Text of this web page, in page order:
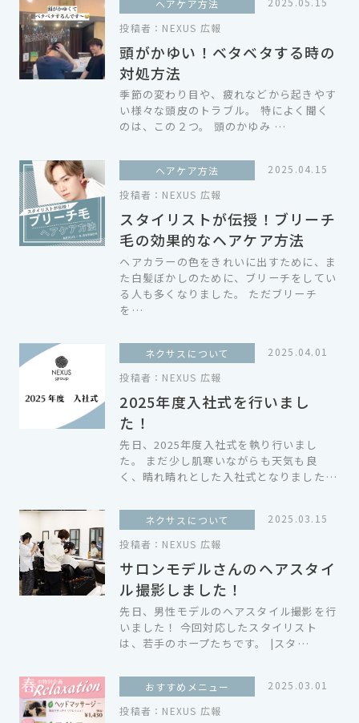
ヘアケア方法
投稿者： NEXUS 広報
頭がかゆい！ベタベタする時の
対処方法
季節の変わり目や、疲れなどから起きやす
い様々な頭皮のトラブル。 特によく聞く
のは、この２つ。 頭のかゆみ …
ヘアケア方法
2025.04.15
投稿者： NEXUS 広報
スタイリストが伝授！ブリーチ
毛の効果的なヘアケア方法
ヘアカラーの色をきれいに出すために、ま
た白髪ぼかしのために、ブリーチをしてい
る人も多くなりました。 ただブリーチ
を…
ネクサスについて
2025.04.01
投稿者： NEXUS 広報
2025年度入社式を行いまし
た！
先日、2025年度入社式を執り行いまし
た。 まだ少し肌寒いながらも天気も良
く、晴れ晴れとした入社式となりました…
ネクサスについて
2025.03.15
投稿者： NEXUS 広報
サロンモデルさんのヘアスタイ
ル撮影しました！
先日、男性モデルのヘアスタイル撮影を行
いました！ 今回対応したスタイリスト
は、若手のホープたちです。 |スタ…
おすすめメニュー
2025.03.01
投稿者： NEXUS 広報